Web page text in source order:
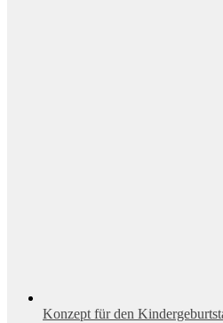
Konzept für den